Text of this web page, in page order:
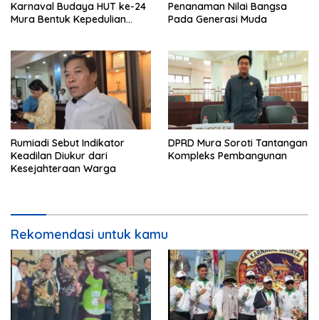
Karnaval Budaya HUT ke-24
Mura Bentuk Kepedulian
Penanaman Nilai Bangsa
Pada Generasi Muda
Rumiadi Sebut Indikator
Keadilan Diukur dari
Kesejahteraan Warga
DPRD Mura Soroti Tantangan
Kompleks Pembangunan
Rekomendasi untuk kamu